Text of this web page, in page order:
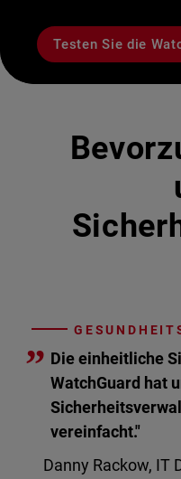
Testen Sie die
” Die einheitliche
WatchGuard hat
vereinfacht."
Danny Rackow, IT